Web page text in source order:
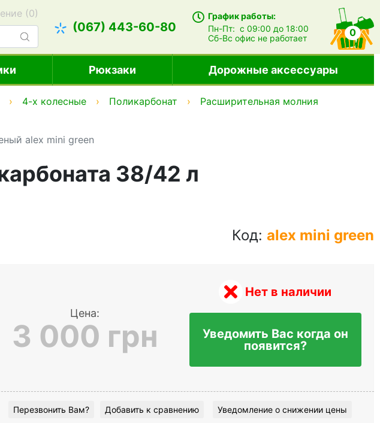
(0)
(067) 443-60-80
График работы:
Пн-Пт:с 09:00 до 18:00
Сб-Всофис не работает 0
Рюкзаки Дорожные аксессуары
4-х колесные Поликарбонат
Расширительная молния
alex mini green
38/42 л
Код: alex mini green
Цена:
3 000 грн
Нет в наличии
Уведомить Вас когда он
появится?
Перезвонить Вам? Добавить к сравнению Уведомление о снижении цены